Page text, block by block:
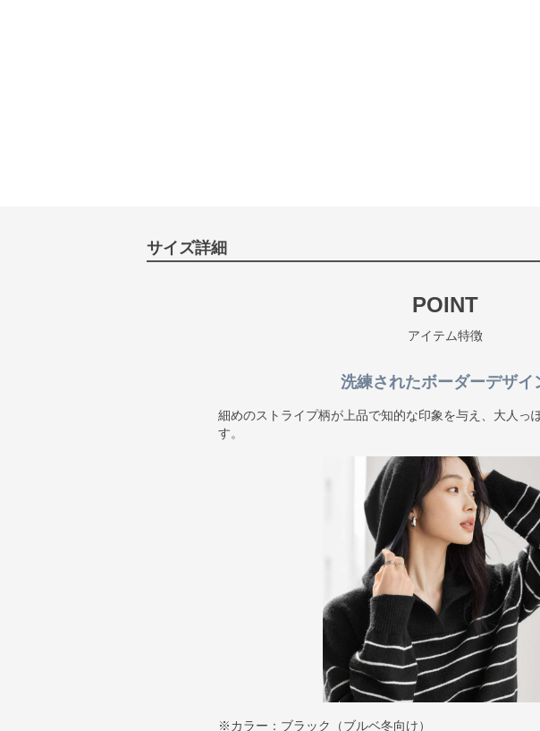
サイズ詳細
POINT
アイテム特徴
洗練されたボーダーデザイ
細めのストライプ柄が上品で知的な印象を与え、大人っ
す。
※カラー：ブラック（ブルベ冬向け）